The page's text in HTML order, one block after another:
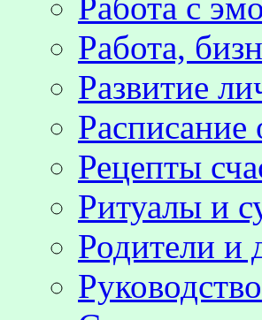
Работа,
Развитие
Расписание
Рецепты
Ритуалы и
Родители и
Руководство